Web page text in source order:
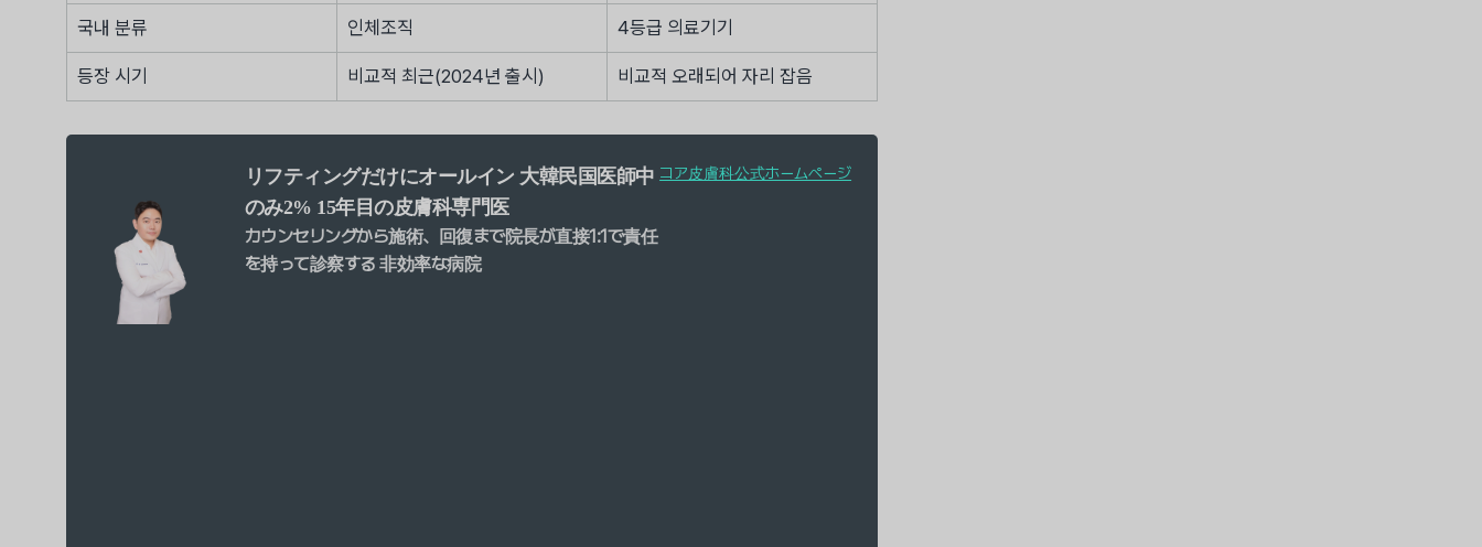
국내 분류 인체조직 4등급 의료기기
등장 시기 비교적 최근(2024년 출시) 비교적 오래되어 자리 잡음
リフティングだけにオールイン 大韓民国医師中
のみ2% 15年目の皮膚科専門医
カウンセリングから施術、回復まで院長が直接1:1で責任
を持って診察する 非効率な病院
コア皮膚科公式ホームページ